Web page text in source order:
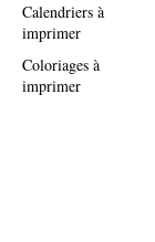
Calendriers à
imprimer
Coloriages à
imprimer